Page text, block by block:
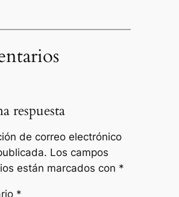
respuesta
de correo electrónico
Los campos
están marcados con *
*